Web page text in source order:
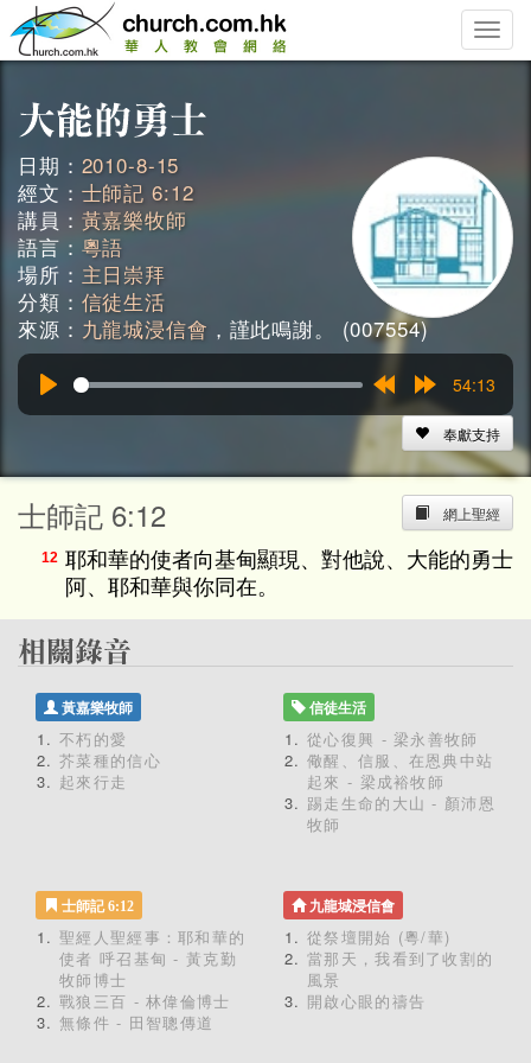
Toggle
日期： 2010-8-15
經文： 士師記 6:12
講員： 黃嘉樂牧師
語言： 粵語
場所： 主日崇拜
分類： 信徒生活
來源： 九龍城浸信會 ，謹此鳴謝。 (007554)
RewindForward
15s
54:13
奉獻支持
網上聖經
士師記 6:12
12 耶和華的使者向基甸顯現、對他說、大能的勇士
阿、耶和華與你同在。
黃嘉樂牧師
不朽的愛
芥菜種的信心
起來行走
信徒生活
從心復興 - 梁永善牧師
儆醒、信服、在恩典中站
起來 - 梁成裕牧師
踢走生命的大山 - 顏沛恩
牧師
士師記 6:12
聖經人聖經事：耶和華的
使者 呼召基甸 - 黃克勤
牧師博士
戰狼三百 - 林偉倫博士
無條件 - 田智聰傳道
九龍城浸信會
從祭壇開始 (粵/華)
當那天，我看到了收割的
風景
開啟心眼的禱告